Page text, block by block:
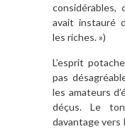
considérables,
avait instauré
les riches. »)
L’esprit
pas
les amateurs
déçus. Le
davantage vers